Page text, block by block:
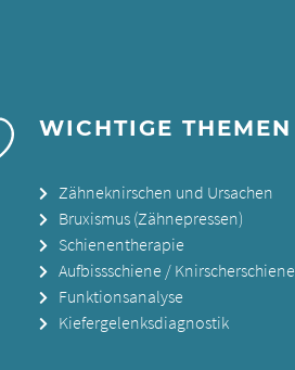
WICHTIGE THEMEN
Zähneknirschen und Ursachen
Bruxismus (Zähnepressen)
Schienentherapie
Aufbissschiene / Knirscherschiene
Funktionsanalyse
Kiefergelenksdiagnostik